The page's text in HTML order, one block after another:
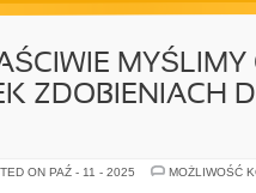
MYŚLIMY
ZDOBIENIACH
ON PAŹ - 11 - 2025
MOŻLIWOŚĆ